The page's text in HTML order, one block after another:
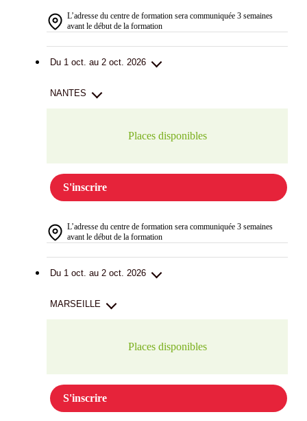
L’adresse du centre de formation sera communiquée 3 semaines
avant le début de la formation
Du 1 oct. au 2 oct. 2026
NANTES
Places disponibles
S'inscrire
L’adresse du centre de formation sera communiquée 3 semaines
avant le début de la formation
Du 1 oct. au 2 oct. 2026
MARSEILLE
Places disponibles
S'inscrire